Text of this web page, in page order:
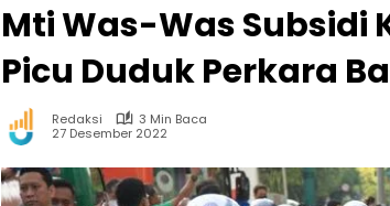
Mti Was-Was Subsidi
Picu Duduk Perkara
Redaksi
3 Min Baca
27 Desember 2022